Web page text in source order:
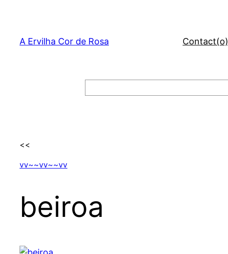
content
A Ervilha Cor de Rosa Contact(o)
<<
vv~~vv~~vv
beiroa